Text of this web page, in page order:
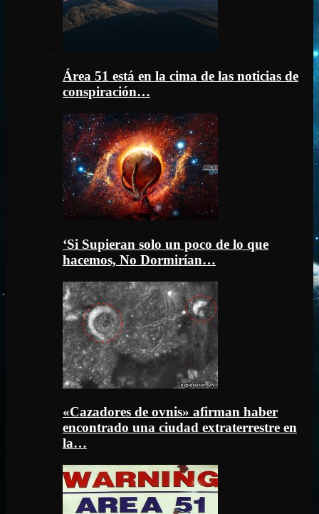
Área 51 está en la cima de las noticias de
conspiración…
‘Si Supieran solo un poco de lo que
hacemos, No Dormirían…
«Cazadores de ovnis» afirman haber
encontrado una ciudad extraterrestre en
la…